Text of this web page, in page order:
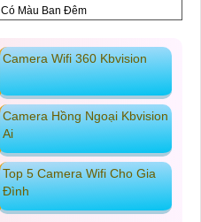
Có Màu Ban Ðêm
Camera Wifi 360 Kbvision
Camera Hồng Ngoại Kbvision
Ai
Top 5 Camera Wifi Cho Gia
Đình